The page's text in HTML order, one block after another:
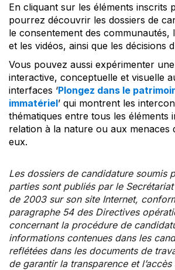
En cliquant sur les éléments inscrits
pourrez découvrir les dossiers de
le consentement des communautés,
et les vidéos, ainsi que les décisions
Vous pouvez aussi expérimenter
interactive, conceptuelle et visuelle
interfaces ‘Plongez dans le
immatériel’ qui montrent les
thématiques entre tous les éléments
relation à la nature ou aux menaces
eux.
Les dossiers de candidature soumis
parties sont publiés par le
de 2003 sur son site Internet,
paragraphe 54 des Directives
concernant la procédure de
informations contenues dans les
reflétées dans les documents de
de garantir la transparence et l’accès